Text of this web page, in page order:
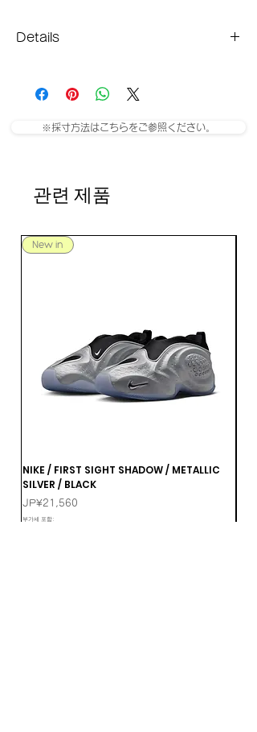
Details
W/H（mm）
Acetate 54mm/30mm 145mm
※採寸方法はこちらをご参照ください。
관련 제품
New in
NIKE / FIRST SIGHT SHADOW / METALLIC
SILVER / BLACK
가격
JP¥21,560
부가세 포함: